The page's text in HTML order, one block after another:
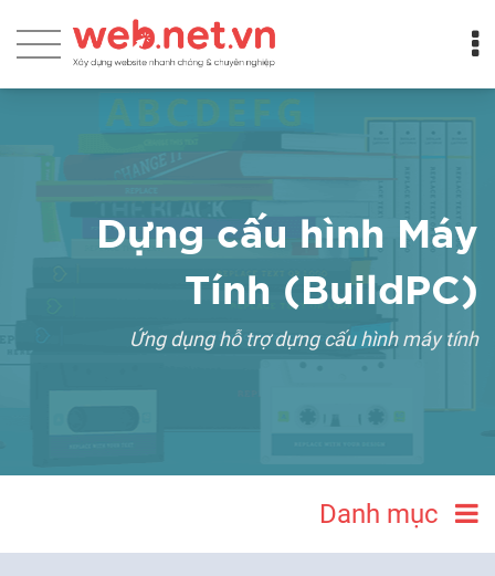
Dựng cấu hình Máy
Tính (BuildPC)
Ứng dụng hỗ trợ dựng cấu hình máy tính
Danh mục